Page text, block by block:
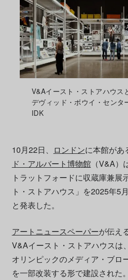
V&Aイースト・ストアハウス
デヴィッド・ボウイ・セン
IDK
10月22日、 ロンドンに本館があ
ド・アルバート博物館（V&A）
トラットフォードに収蔵庫兼展
ト・ストアハウス」を2025年5
と発表した。
アートニュースペーパーが伝え
V&Aイースト・ストアハウスは
オリンピックのメディア・ブロ
を一部改装する形で建設された